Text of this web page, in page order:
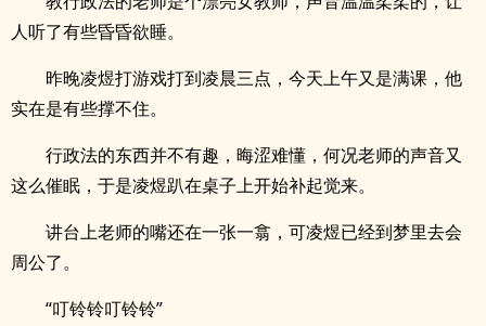
人听了有些昏昏欲睡。
昨晚凌煜打游戏打到凌晨三点，今天上午又是满课，他
实在是有些撑不住。
行政法的东西并不有趣，晦涩难懂，何况老师的声音又
这么催眠，于是凌煜趴在桌子上开始补起觉来。
讲台上老师的嘴还在一张一翕，可凌煜已经到梦里去会
周公了。
“叮铃铃叮铃铃”